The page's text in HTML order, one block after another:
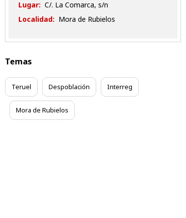
Lugar: C/. La Comarca, s/n
Localidad: Mora de Rubielos
Temas
Teruel Despoblación Interreg
Mora de Rubielos